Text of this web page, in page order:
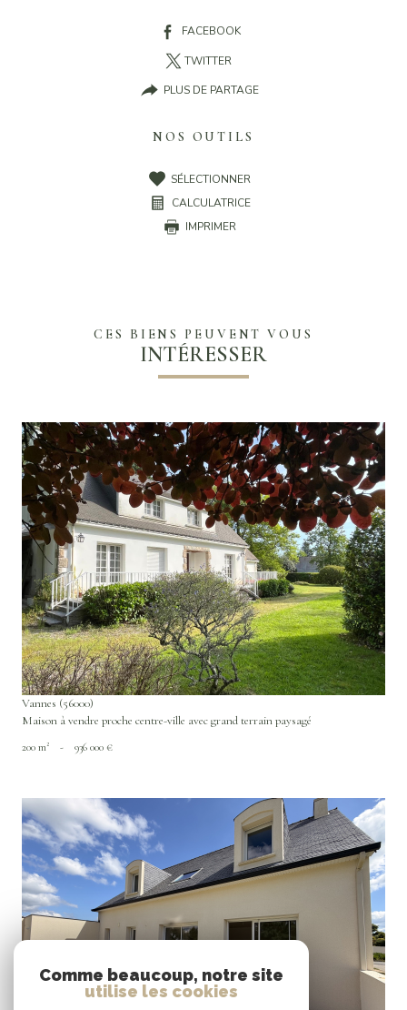
FACEBOOK
TWITTER
PLUS DE PARTAGE
NOS OUTILS
SÉLECTIONNER
CALCULATRICE
IMPRIMER
CES BIENS PEUVENT VOUS
INTÉRESSER
VOIR LE BIEN
Vannes (56000)
Maison à vendre proche centre-ville avec grand terrain paysagé
200 m² - 936 000 €
VOIR LE BIEN
Comme beaucoup, notre site
utilise les cookies